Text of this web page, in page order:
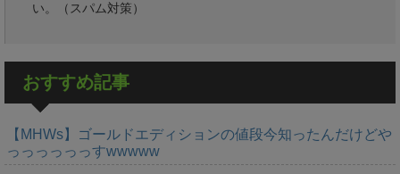
い。（スパム対策）
おすすめ記事
【MHWs】ゴールドエディションの値段今知ったんだけどや
っっっっっっすwwwww